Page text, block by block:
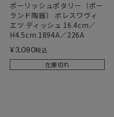
ポーリッシュポタリー（ポー
ランド陶器） ボレスワヴィ
エツ ディッシュ 16.4cm／
H4.5cm 1894A／226A
¥3,080税込
在庫切れ